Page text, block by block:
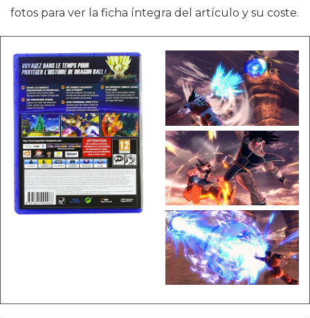
fotos para ver la ficha íntegra del artículo y su coste.